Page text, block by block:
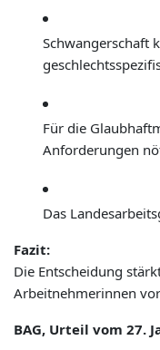
Schwangerschaft
Für die
Anforderungen
Das
Fazit:
Die Entscheidung
Arbeitnehmerinnen
BAG, Urteil vom 27.